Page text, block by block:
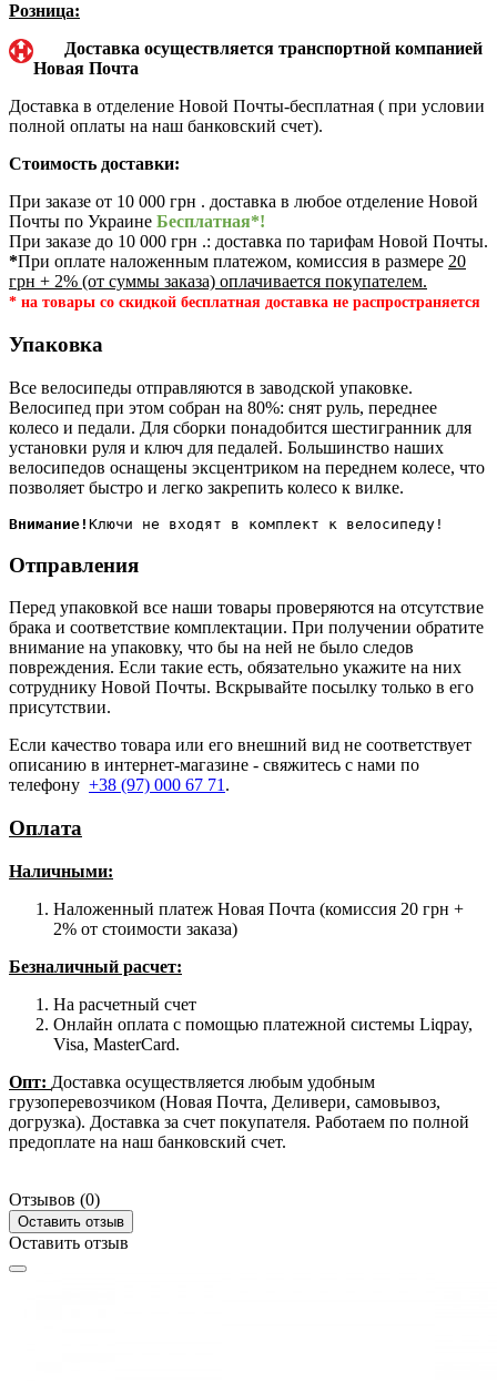
Розница:
Доставка осуществляется транспортной компанией
Новая Почта
Доставка в отделение Новой Почты-бесплатная ( при условии
полной оплаты на наш банковский счет).
Стоимость доставки:
При заказе от 10 000 грн . доставка в любое отделение Новой
Почты по Украине Бесплатная*!
При заказе до 10 000 грн .: доставка по тарифам Новой Почты.
*При оплате наложенным платежом, комиссия в размере 20
грн + 2% (от суммы заказа) оплачивается покупателем.
* на товары со скидкой бесплатная доставка не распространяется
Упаковка
Все велосипеды отправляются в заводской упаковке.
Велосипед при этом собран на 80%: снят руль, переднее
колесо и педали. Для сборки понадобится шестигранник для
установки руля и ключ для педалей. Большинство наших
велосипедов оснащены эксцентриком на переднем колесе, что
позволяет быстро и легко закрепить колесо к вилке.
Внимание!
Отправления
Перед упаковкой все наши товары проверяются на отсутствие
брака и соответствие комплектации. При получении обратите
внимание на упаковку, что бы на ней не было следов
повреждения. Если такие есть, обязательно укажите на них
сотруднику Новой Почты. Вскрывайте посылку только в его
присутствии.
Если качество товара или его внешний вид не соответствует
описанию в интернет-магазине - свяжитесь с нами по
телефону +38 (97) 000 67 71 .
Оплата
Наличными:
Наложенный платеж Новая Почта (комиссия 20 грн +
2% от стоимости заказа)
Безналичный расчет:
На расчетный счет
Онлайн оплата с помощью платежной системы Liqpay,
Visa, MasterCard.
Опт: Доставка осуществляется любым удобным
грузоперевозчиком (Новая Почта, Деливери, самовывоз,
догрузка). Доставка за счет покупателя. Работаем по полной
предоплате на наш банковский счет.
Отзывов (0)
Оставить отзыв
Оставить отзыв